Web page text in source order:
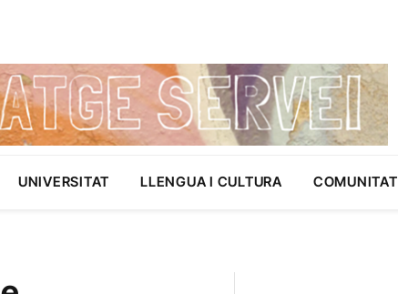
UNIVERSITAT LLENGUA I CULTURA COMUNITAT